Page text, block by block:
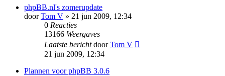
phpBB.nl's zomerupdate
doorTom V » 21 jun 2009, 12:34
0 Reacties
13166 Weergaves
Laatste berichtdoorTom V
21 jun 2009, 12:34
Plannen voor phpBB 3.0.6